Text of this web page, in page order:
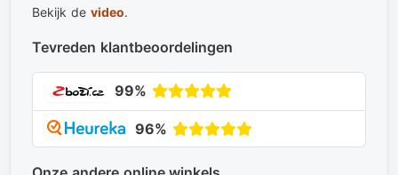
Bekijk de video.
Tevreden klantbeoordelingen
99%
96%